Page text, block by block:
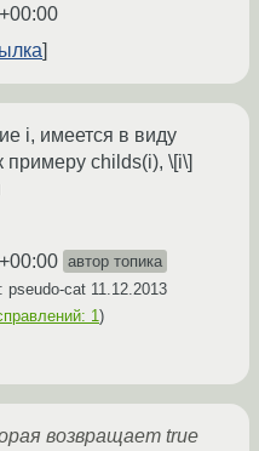
i, имеется в виду
примеру childs(i), \[i\]
автор топика
pseudo-cat 11.12.2013
1)
возвращает true